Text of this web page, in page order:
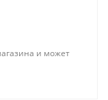
и может